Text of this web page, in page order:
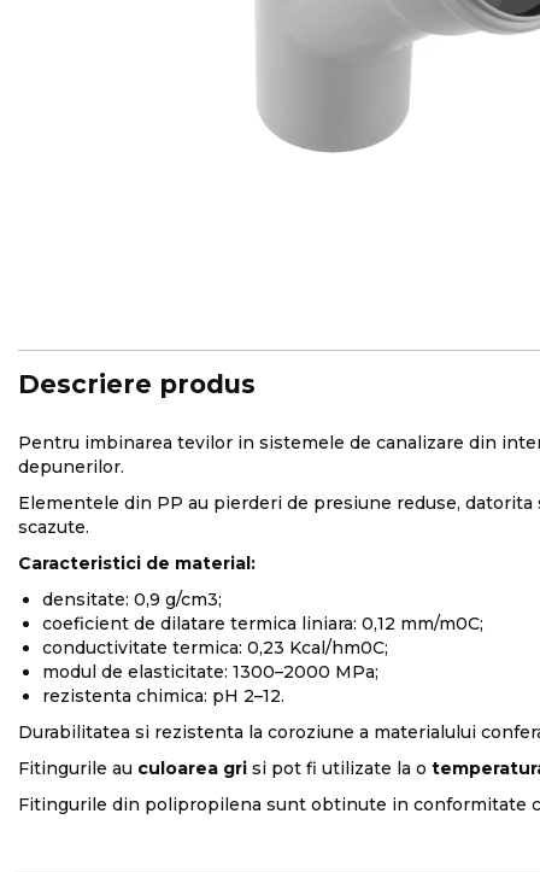
the
images
Descriere produs
Pentru imbinarea tevilor in sistemele de canalizare din
depunerilor.
Elementele din PP au pierderi de presiune reduse,
scazute.
Caracteristici de material:
densitate: 0,9 g/cm3;
coeficient de dilatare termica liniara: 0,12 mm/m0C;
conductivitate termica: 0,23 Kcal/hm0C;
modul de elasticitate: 1300–2000 MPa;
rezistenta chimica: pH 2–12.
Durabilitatea si rezistenta la coroziune a materialului
Fitingurile au culoarea gri si pot fi utilizate la o
Fitingurile din polipropilena sunt obtinute in conformitate